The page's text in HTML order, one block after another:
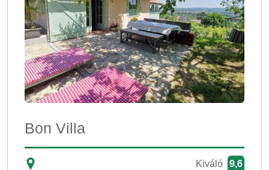
Bon Villa
Kiváló 9,6